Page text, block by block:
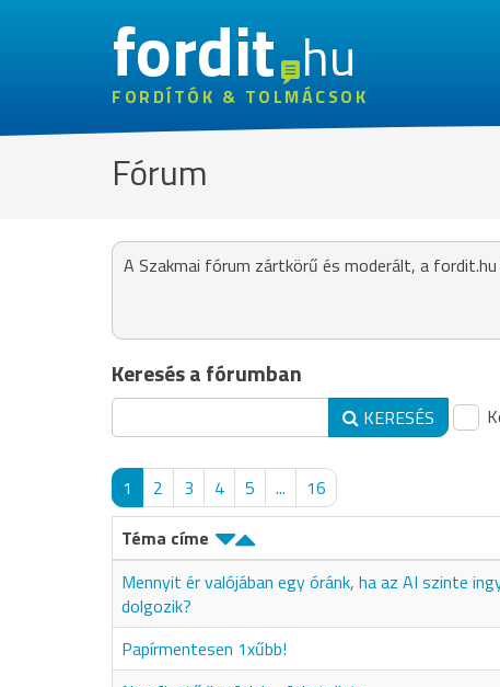
fordithu
FORDÍTÓK & TOLMÁCSOK
Fórum
A Szakmai fórum zártkörű és moderált, a
Keresés a fórumban
KERESÉS
1 2 3 4 5 ... 16
Téma címe
Mennyit ér valójában egy óránk, ha az AI szinte
dolgozik?
Papírmentesen 1xűbb!